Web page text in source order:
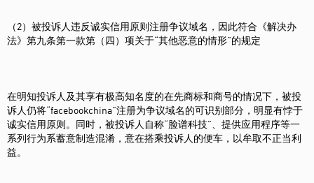
（2）被投诉人违反诚实信用原则注册争议域名，因此符合《解决办
法》第九条第一款第（四）项关于“其他恶意的情形”的规定
在明知投诉人及其享有极高知名度的在先商标和商号的情况下，被投
诉人仍将“facebookchina”注册为争议域名的可识别部分，明显有悖于
诚实信用原则。同时，被投诉人自称“脸谱科技”、提供应用程序等一
系列行为系蓄意制造混淆，意在搭乘投诉人的便车，以牟取不正当利
益。